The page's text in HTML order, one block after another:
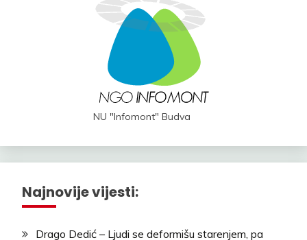
NU "Infomont" Budva
Najnovije vijesti:
Drago Dedić – Ljudi se deformišu starenjem, pa